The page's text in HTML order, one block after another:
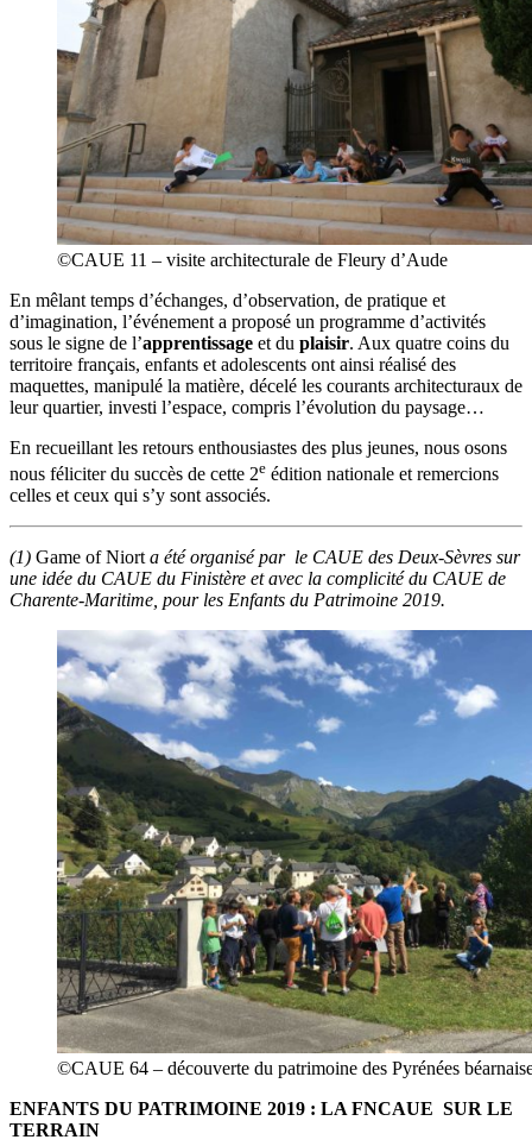
©CAUE 11 – visite architecturale de Fleury d’Aude
En mêlant temps d’échanges, d’observation, de pratique et
d’imagination, l’événement a proposé un programme d’activités
sous le signe de l’apprentissage et du plaisir. Aux quatre coins du
territoire français, enfants et adolescents ont ainsi réalisé des
maquettes, manipulé la matière, décelé les courants architecturaux de
leur quartier, investi l’espace, compris l’évolution du paysage…
En recueillant les retours enthousiastes des plus jeunes, nous osons
nous féliciter du succès de cette 2e édition nationale et remercions
celles et ceux qui s’y sont associés.
(1) Game of Niorta été organisé par le CAUE des Deux-Sèvres sur
une idée du CAUE du Finistère et avec la complicité du CAUE de
Charente-Maritime, pour les Enfants du Patrimoine 2019.
©CAUE 64 – découverte du patrimoine des Pyrénées
ENFANTS DU PATRIMOINE 2019 : LA FNCAUE SUR LE
TERRAIN